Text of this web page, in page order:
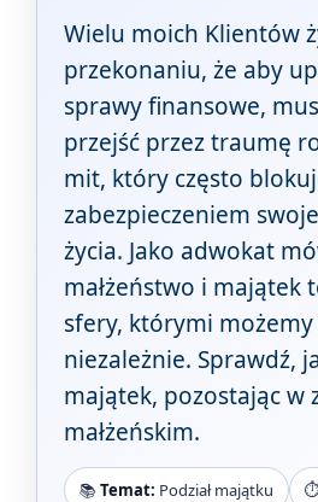
Wielu moich Klientów
przekonaniu, że aby
sprawy finansowe,
przejść przez traumę
mit, który często
zabezpieczeniem
życia. Jako adwokat
małżeństwo i majątek
sfery, którymi możemy
niezależnie. Sprawdź,
majątek, pozostając w
małżeńskim.
📚Temat: Podział majątku ⏱️